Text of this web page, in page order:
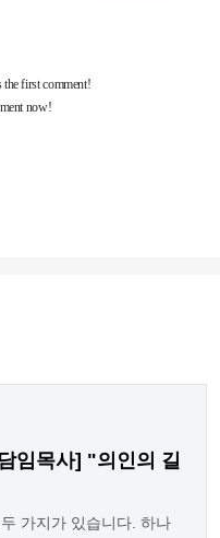
임목사] "의인의 길
가지가 있습니다. 하나